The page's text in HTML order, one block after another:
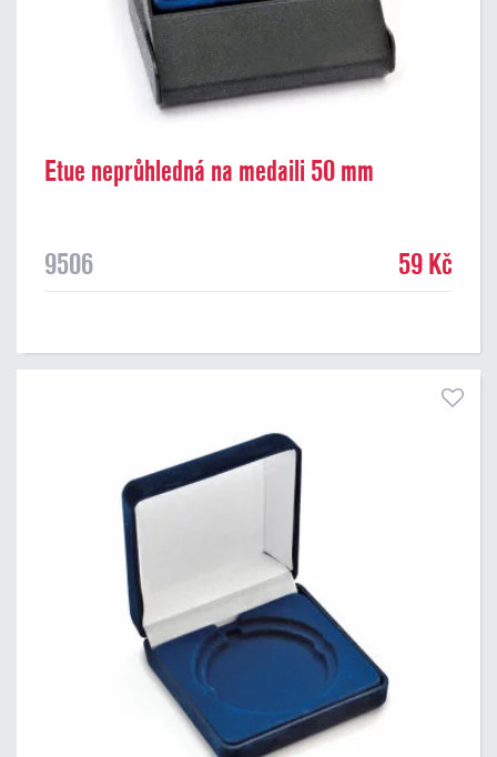
Etue neprůhledná na medaili 50 mm
9506 59 Kč